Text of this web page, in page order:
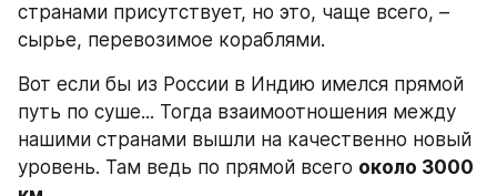
странами присутствует, но это, чаще всего, –
сырье, перевозимое кораблями.
Вот если бы из России в Индию имелся прямой
путь по суше... Тогда взаимоотношения между
нашими странами вышли на качественно новый
уровень. Там ведь по прямой всего около 3000